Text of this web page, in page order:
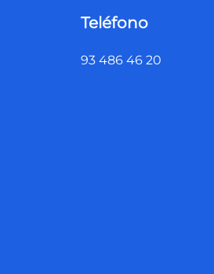
Teléfono
93 486 46 20